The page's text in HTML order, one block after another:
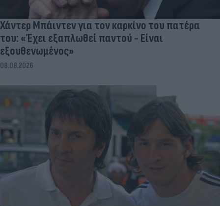
Χάντερ Μπάιντεν για τον καρκίνο του πατέρα
του: «Έχει εξαπλωθεί παντού - Είναι
εξουθενωμένος»
08.08.2026